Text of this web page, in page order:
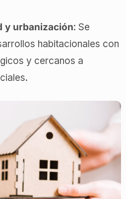
y urbanización: Se
habitacionales con
y cercanos a